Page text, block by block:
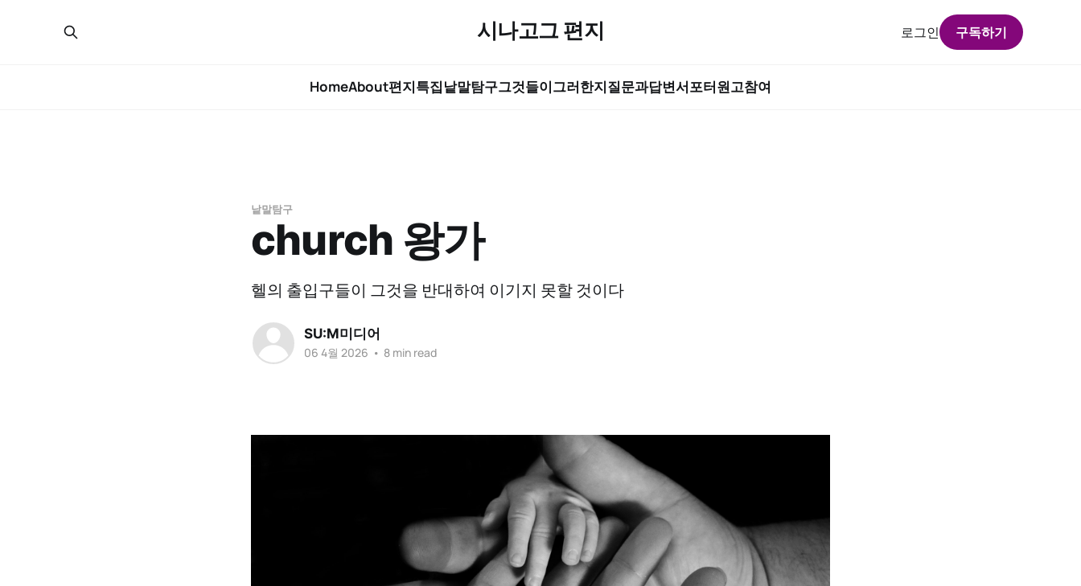
시나고그 편지
HomeAbout편지특집낱말탐구그것들이그러한지질문과답변서포터원고참여
로그인 구독하기
낱말탐구
church 왕가
헬의 출입구들이 그것을 반대하여 이기지 못할 것이다
SU:M미디어
06 4월 2026 • 8 min read